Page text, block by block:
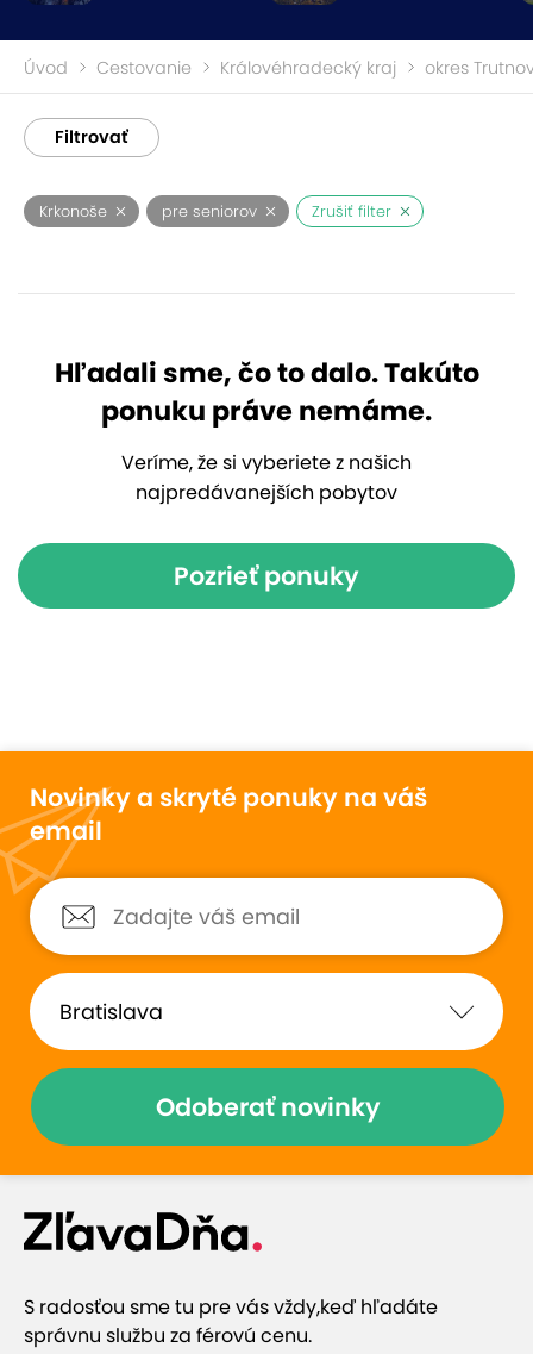
Úvod Cestovanie Královéhradecký kraj okres
Filtrovať
Krkonoše pre seniorov Zrušiť filter
Hľadali sme, čo to dalo. Takúto
ponuku práve nemáme.
Veríme, že si vyberiete z našich
najpredávanejších pobytov
Pozrieť ponuky
Novinky a skryté ponuky na váš
email
Odoberať novinky
S radosťou sme tu pre vás vždy,keď hľadáte
správnu službu za férovú cenu.